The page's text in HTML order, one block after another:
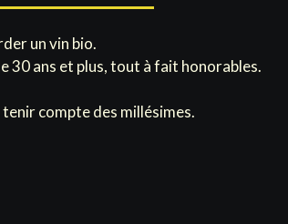
un vin bio.
30 ans et plus, tout à fait honorables.
compte des millésimes.